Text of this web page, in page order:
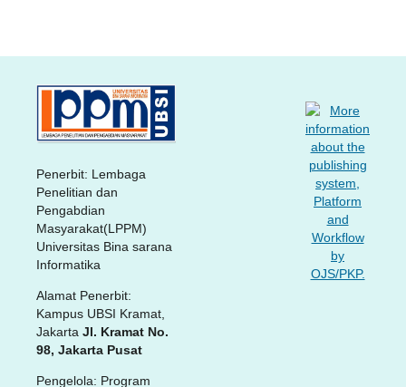
Penerbit: Lembaga
Penelitian dan
Pengabdian
Masyarakat(LPPM)
Universitas Bina sarana
Informatika
Alamat Penerbit:
Kampus UBSI Kramat,
Jakarta Jl. Kramat No.
98, Jakarta Pusat
Pengelola: Program